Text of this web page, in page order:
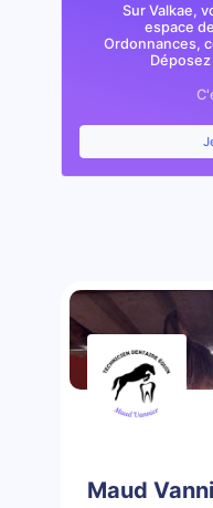
Sur Valkae,
espace
Ordonnances,
Maud